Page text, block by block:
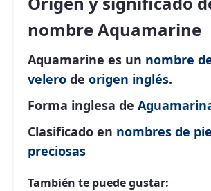
nombre Aquamarine
Aquamarine es un nombre
velero de origen inglés.
Forma inglesa de
Clasificado en nombres de
preciosas
También te puede gustar: